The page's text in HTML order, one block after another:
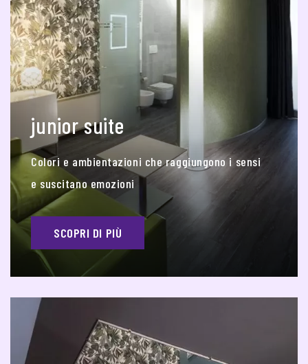
junior suite
Colori e ambientazioni che raggiungono i sensi
e suscitano emozioni
SCOPRI DI PIÙ